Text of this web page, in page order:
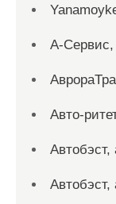
А-Сервис,
Авто-
Автобэст,
Автобэст,